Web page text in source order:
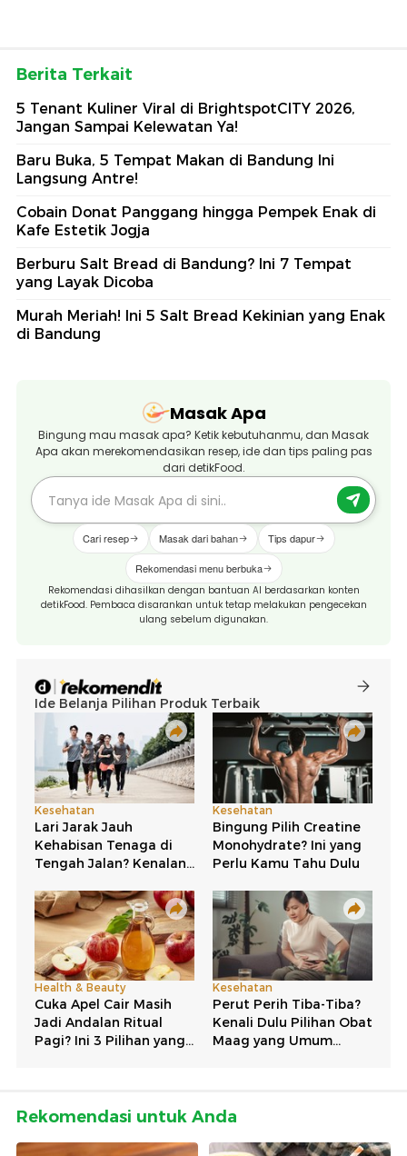
Berita Terkait
5 Tenant Kuliner Viral di BrightspotCITY 2026,
Jangan Sampai Kelewatan Ya!
Baru Buka, 5 Tempat Makan di Bandung Ini
Langsung Antre!
Cobain Donat Panggang hingga Pempek Enak di
Kafe Estetik Jogja
Berburu Salt Bread di Bandung? Ini 7 Tempat
yang Layak Dicoba
Murah Meriah! Ini 5 Salt Bread Kekinian yang Enak
di Bandung
Masak Apa
Bingung mau masak apa? Ketik kebutuhanmu, dan Masak
Apa akan merekomendasikan resep, ide dan tips paling pas
dari detikFood.
Cari resep Masak dari bahan Tips dapur
Rekomendasi menu berbuka
Rekomendasi dihasilkan dengan bantuan AI berdasarkan konten
detikFood. Pembaca disarankan untuk tetap melakukan pengecekan
ulang sebelum digunakan.
Rekomendasi untuk Anda